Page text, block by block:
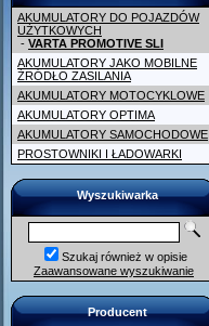
AKUMULATORY DO POJAZDÓW
UŻYTKOWYCH
- VARTA PROMOTIVE SLI
AKUMULATORY JAKO MOBILNE
ŹRÓDŁO ZASILANIA
AKUMULATORY MOTOCYKLOWE
AKUMULATORY OPTIMA
AKUMULATORY SAMOCHODOWE
PROSTOWNIKI I ŁADOWARKI
Wyszukiwarka
Szukaj również w opisie
Zaawansowane wyszukiwanie
Producent